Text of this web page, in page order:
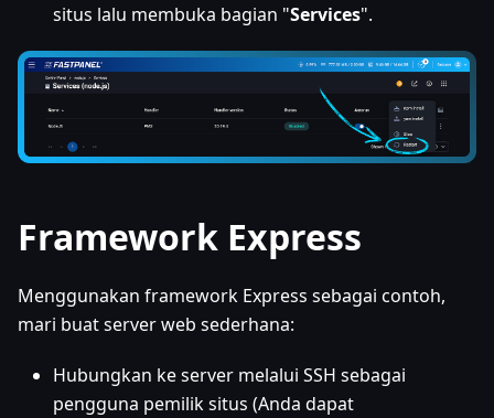
situs lalu membuka bagian "Services".
Framework Express
Menggunakan framework Express sebagai contoh,
mari buat server web sederhana:
Hubungkan ke server melalui SSH sebagai
pengguna pemilik situs (Anda dapat